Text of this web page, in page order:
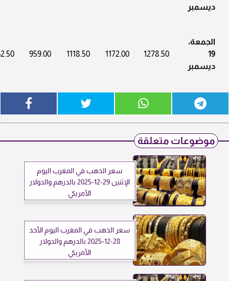
ديسمبر
الجمعة،
19
ديسمبر
1278.50
1172.00
1118.50
959.00
موضوعات متعلقة
سعر الذهب في المغرب اليوم
الإثنين 29-12-2025 بالدرهم والدولار
الأمريكي
سعر الذهب في المغرب اليوم الأحد
28-12-2025 بالدرهم والدولار
الأمريكي